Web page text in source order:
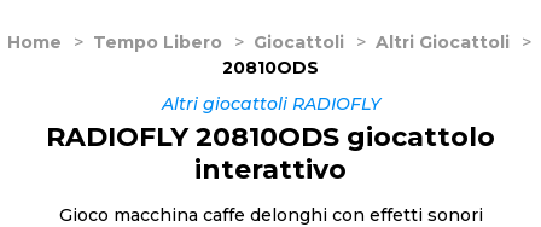
Home > Tempo Libero > Giocattoli > Altri Giocattoli
>
20810ODS
Altri giocattoli RADIOFLY
RADIOFLY 20810ODS giocattolo
interattivo
Gioco macchina caffe delonghi con effetti sonori